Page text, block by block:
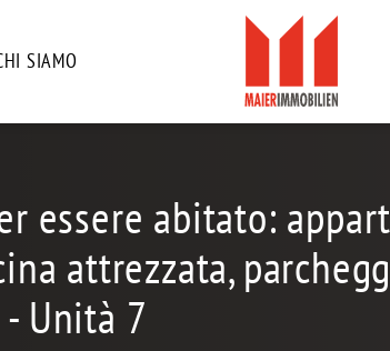
SIAMO
essere abitato:
attrezzata,
Unità 7